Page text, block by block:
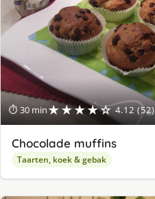
⏱ 30 min★★★★☆ 4.12 (52)
Chocolade muffins
Taarten, koek & gebak